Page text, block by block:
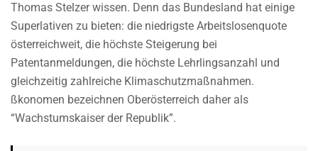
Thomas Stelzer wissen. Denn das Bundesland hat einige
Superlativen zu bieten: die niedrigste Arbeitslosenquote
österreichweit, die höchste Steigerung bei
Patentanmeldungen, die höchste Lehrlingsanzahl und
gleichzeitig zahlreiche Klimaschutzmaßnahmen.
ßkonomen bezeichnen Oberösterreich daher als
“Wachstumskaiser der Republik”.